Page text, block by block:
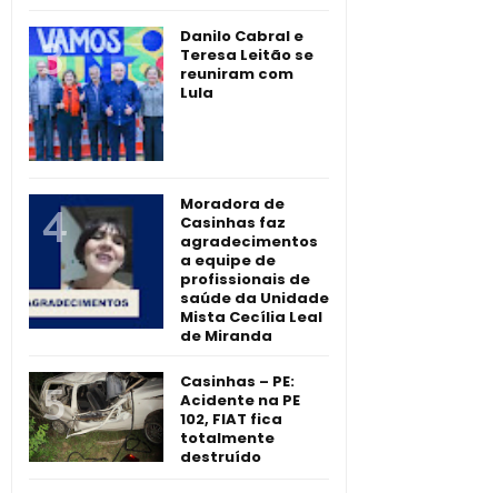
Danilo Cabral e
Teresa Leitão se
reuniram com
Lula
Moradora de
Casinhas faz
agradecimentos
a equipe de
profissionais de
saúde da Unidade
Mista Cecília Leal
de Miranda
Casinhas – PE:
Acidente na PE
102, FIAT fica
totalmente
destruído